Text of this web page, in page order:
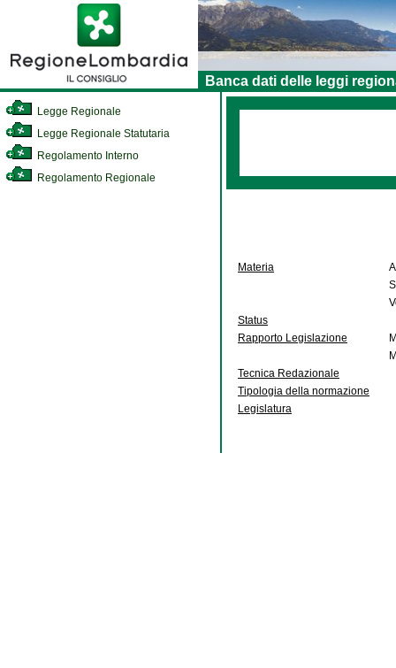
Banca dati delle leggi
Legge Regionale
Legge Regionale Statutaria
Regolamento Interno
Regolamento Regionale
Materia
Status
Rapporto Legislazione
Tecnica Redazionale
Tipologia della normazione
Legislatura